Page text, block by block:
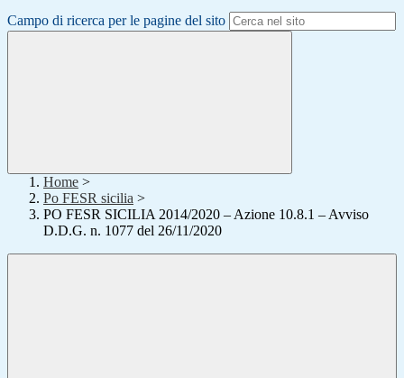
Campo di ricerca per le pagine del sito
Home >
Po FESR sicilia >
PO FESR SICILIA 2014/2020 – Azione 10.8.1 – Avviso
D.D.G. n. 1077 del 26/11/2020